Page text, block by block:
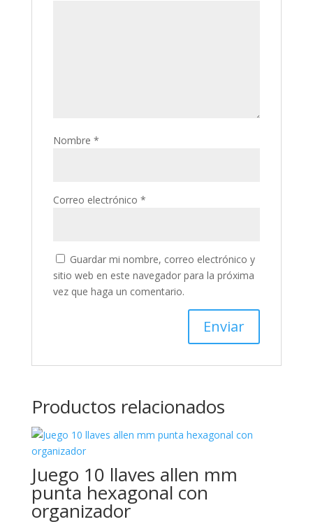
Nombre *
Correo electrónico *
Guardar mi nombre, correo electrónico y
sitio web en este navegador para la próxima
vez que haga un comentario.
Productos relacionados
Juego 10 llaves allen mm
punta hexagonal con
organizador